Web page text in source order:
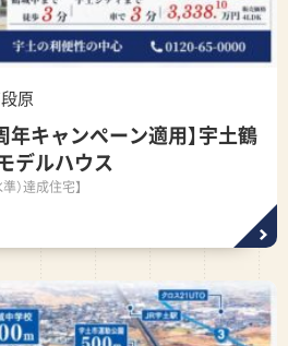
原
年キャンペーン適用】宇土鶴
デルハウス
）達成住宅】